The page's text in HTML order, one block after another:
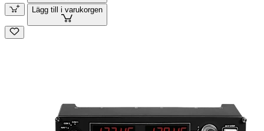
Lägg till i varukorgen